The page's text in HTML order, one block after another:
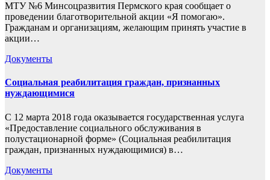
МТУ №6 Минсоцразвития Пермского края сообщает о
проведении благотворительной акции «Я помогаю».
Гражданам и организациям, желающим принять участие в
акции…
Документы
Социальная реабилитация граждан, признанных
нуждающимися
С 12 марта 2018 года оказывается государственная услуга
«Предоставление социального обслуживания в
полустационарной форме» (Социальная реабилитация
граждан, признанных нуждающимися) в…
Документы